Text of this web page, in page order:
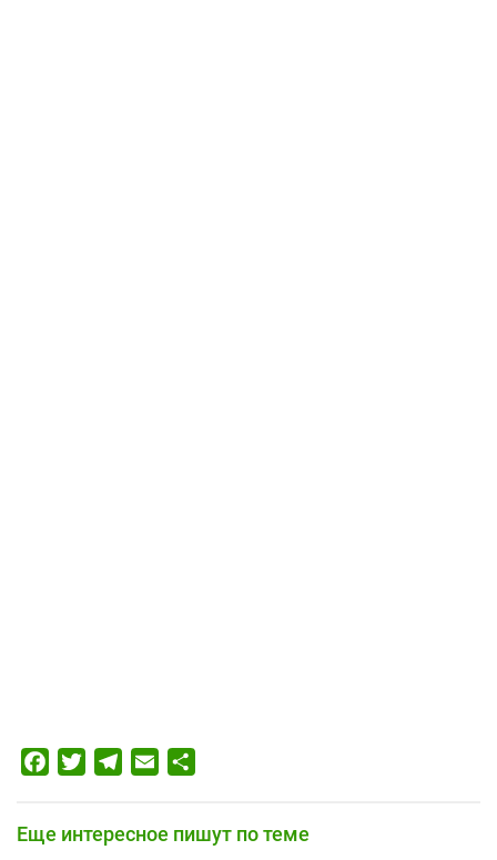
FacebookTwitterTelegram
Email
Еще интересное пишут по теме